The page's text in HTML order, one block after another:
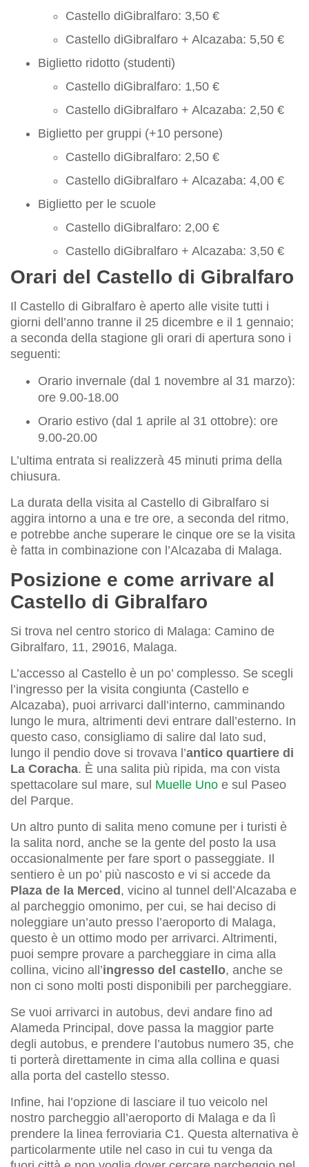
Castello diGibralfaro: 3,50 €
Castello diGibralfaro + Alcazaba: 5,50 €
Biglietto ridotto (studenti)
Castello diGibralfaro: 1,50 €
Castello diGibralfaro + Alcazaba: 2,50 €
Biglietto per gruppi (+10 persone)
Castello diGibralfaro: 2,50 €
Castello diGibralfaro + Alcazaba: 4,00 €
Biglietto per le scuole
Castello diGibralfaro: 2,00 €
Castello diGibralfaro + Alcazaba: 3,50 €
Orari del Castello di Gibralfaro
Il Castello di Gibralfaro è aperto alle visite tutti i
giorni dell’anno tranne il 25 dicembre e il 1 gennaio;
a seconda della stagione gli orari di apertura sono i
seguenti:
Orario invernale (dal 1 novembre al 31 marzo):
ore 9.00-18.00
Orario estivo (dal 1 aprile al 31 ottobre): ore
9.00-20.00
L’ultima entrata si realizzerà 45 minuti prima della
chiusura.
La durata della visita al Castello di Gibralfaro si
aggira intorno a una e tre ore, a seconda del ritmo,
e potrebbe anche superare le cinque ore se la visita
è fatta in combinazione con l’Alcazaba di Malaga.
Posizione e come arrivare al
Castello di Gibralfaro
Si trova nel centro storico di Malaga: Camino de
Gibralfaro, 11, 29016, Malaga.
L’accesso al Castello è un po’ complesso. Se scegli
l’ingresso per la visita congiunta (Castello e
Alcazaba), puoi arrivarci dall’interno, camminando
lungo le mura, altrimenti devi entrare dall’esterno. In
questo caso, consigliamo di salire dal lato sud,
lungo il pendio dove si trovava l’antico quartiere di
La Coracha. È una salita più ripida, ma con vista
spettacolare sul mare, sul Muelle Uno e sul Paseo
del Parque.
Un altro punto di salita meno comune per i turisti è
la salita nord, anche se la gente del posto la usa
occasionalmente per fare sport o passeggiate. Il
sentiero è un po’ più nascosto e vi si accede da
Plaza de la Merced, vicino al tunnel dell’Alcazaba e
al parcheggio omonimo, per cui, se hai deciso di
noleggiare un’auto presso l’aeroporto di Malaga,
questo è un ottimo modo per arrivarci. Altrimenti,
puoi sempre provare a parcheggiare in cima alla
collina, vicino all’ingresso del castello, anche se
non ci sono molti posti disponibili per parcheggiare.
Se vuoi arrivarci in autobus, devi andare fino ad
Alameda Principal, dove passa la maggior parte
degli autobus, e prendere l’autobus numero 35, che
ti porterà direttamente in cima alla collina e quasi
alla porta del castello stesso.
Infine, hai l’opzione di lasciare il tuo veicolo nel
nostro parcheggio all’aeroporto di Malaga e da lì
prendere la linea ferroviaria C1. Questa alternativa è
particolarmente utile nel caso in cui tu venga da